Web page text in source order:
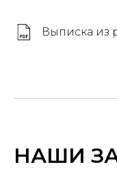
Выписка из
НАШИ